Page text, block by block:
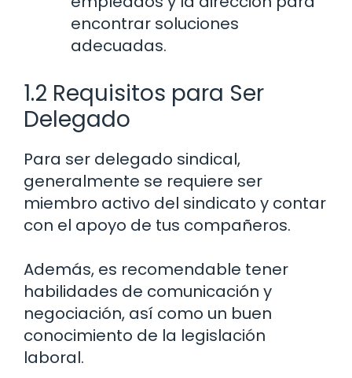
encontrar soluciones
adecuadas.
1.2 Requisitos para Ser
Delegado
Para ser delegado sindical,
generalmente se requiere ser
miembro activo del sindicato y contar
con el apoyo de tus compañeros.
Además, es recomendable tener
habilidades de comunicación y
negociación, así como un buen
conocimiento de la legislación
laboral.